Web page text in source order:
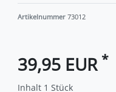
Artikelnummer 73012
39,95 EUR *
Inhalt 1 Stück